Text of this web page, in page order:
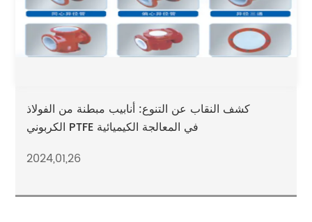
كشف النقاب عن التنوع: أنابيب مبطنة من الفولاذ
الكربوني PTFE في المعالجة الكيميائية
2024,01,26